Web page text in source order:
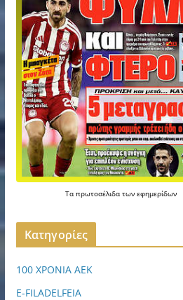
Ταπρωτοσέλιδατωνεφημερίδων
Kατηγορίες
100 ΧΡΟΝΙΑ ΑΕΚ
E-FILADELFEIA